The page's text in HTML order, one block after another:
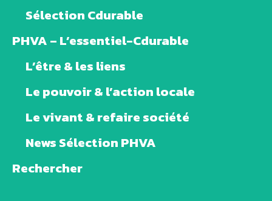
Sélection Cdurable
PHVA – L’essentiel-Cdurable
L’être & les liens
Le pouvoir & l’action locale
Le vivant & refaire société
News Sélection PHVA
Rechercher